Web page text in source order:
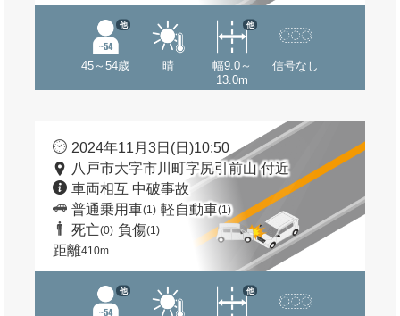
45～54歳
他
晴
幅9.0～
13.0m
他
信号なし
2024年11月3日(日)10:50
八戸市大字市川町字尻引前山 付近
車両相互 中破事故
普通乗用車(1) 軽自動車(1)
死亡(0) 負傷(1)
距離410m
他 他